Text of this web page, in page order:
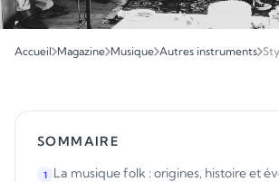
Accueil Magazine Musique Autres instruments
SOMMAIRE
1 La musique folk : origines, histoire et